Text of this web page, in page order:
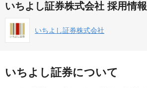
いちよし証券株式会社 採用情報
いちよし証券株式会社
いちよし証券について